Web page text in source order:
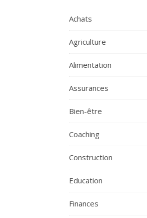
Achats
Agriculture
Alimentation
Assurances
Bien-être
Coaching
Construction
Education
Finances